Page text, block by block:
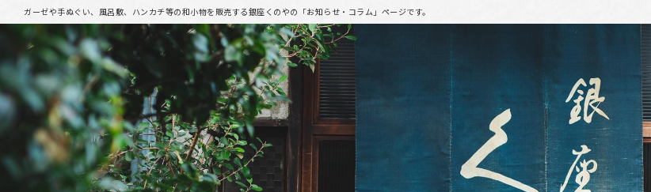
ガーゼや手ぬぐい、風呂敷、ハンカチ等の和小物を販売する銀座くのやの「お知らせ・コラム」ページです。